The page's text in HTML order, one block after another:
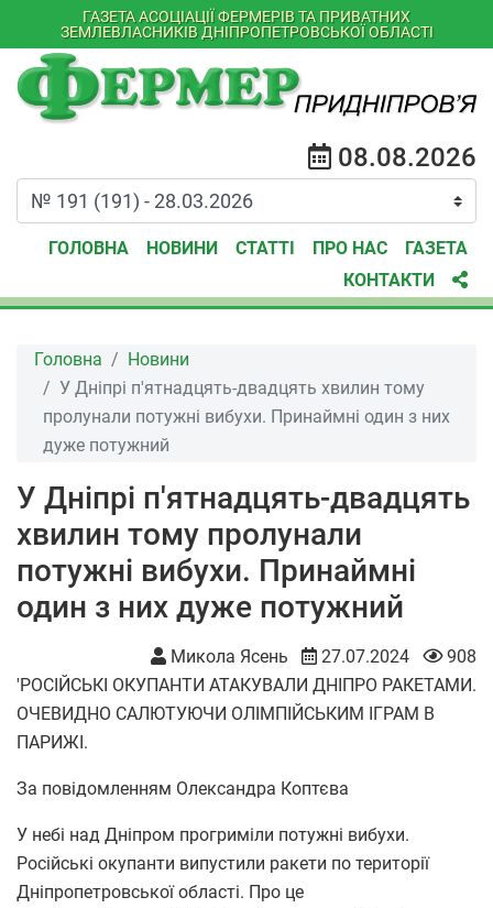
ГАЗЕТА АСОЦІАЦІЇ ФЕРМЕРІВ ТА ПРИВАТНИХ
ЗЕМЛЕВЛАСНИКІВ ДНІПРОПЕТРОВСЬКОЇ ОБЛАСТІ
08.08.2026
ГОЛОВНА НОВИНИ СТАТТІ ПРО НАС
ГАЗЕТА
КОНТАКТИ
Головна
Новини
У Дніпрі п'ятнадцять-двадцять хвилин тому
пролунали потужні вибухи. Принаймні один з них
дуже потужний
У Дніпрі п'ятнадцять-двадцять
хвилин тому пролунали
потужні вибухи. Принаймні
один з них дуже потужний
Микола Ясень 27.07.2024
908
'РОСІЙСЬКІ ОКУПАНТИ АТАКУВАЛИ ДНІПРО РАКЕТАМИ.
ОЧЕВИДНО САЛЮТУЮЧИ ОЛІМПІЙСЬКИМ ІГРАМ В
ПАРИЖІ.
За повідомленням Олександра Коптєва
У небі над Дніпром прогриміли потужні вибухи.
Російські окупанти випустили ракети по території
Дніпропетровської області. Про це